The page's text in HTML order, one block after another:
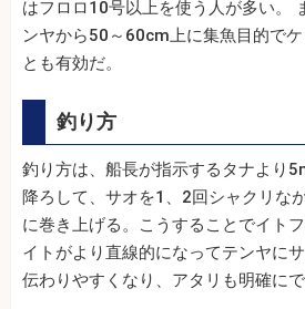
はフロロ10号以上を使う人が多い。
ンヤから50～60cm上に集魚目的で
とも有効だ。
釣り方
釣り方は、船長が指示するタナより
降ろして、サオを1、2回シャクリな
に巻き上げる。こうすることでイト
イトがより直線的になってテンヤに
伝わりやすくなり、アタリも明確にで